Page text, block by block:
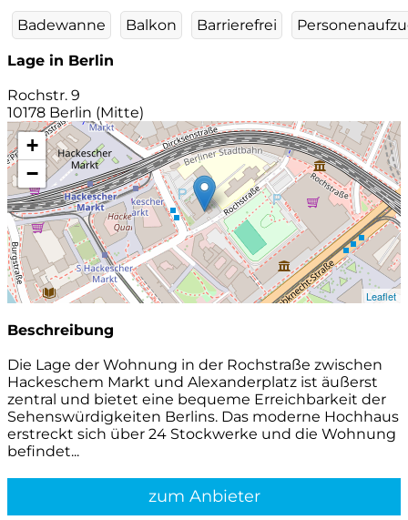
Badewanne
Balkon Barrierefrei
Lage in Berlin
Rochstr. 9
10178 Berlin (Mitte)
+
−
Leaflet
Beschreibung
Die Lage der Wohnung in der Rochstraße zwischen
Hackeschem Markt und Alexanderplatz ist äußerst
zentral und bietet eine bequeme Erreichbarkeit der
Sehenswürdigkeiten Berlins. Das moderne Hochhaus
erstreckt sich über 24 Stockwerke und die Wohnung
befindet...
zum Anbieter